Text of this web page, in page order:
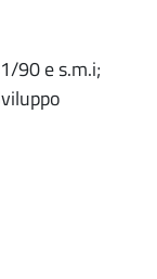
90 e s.m.i;